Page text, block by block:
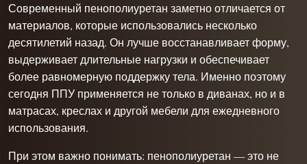
Современный пенополиуретан заметно отличается от
материалов, которые использовались несколько
десятилетий назад. Он лучше восстанавливает форму,
выдерживает длительные нагрузки и обеспечивает
более равномерную поддержку тела. Именно поэтому
сегодня ППУ применяется не только в диванах, но и в
матрасах, креслах и другой мебели для ежедневного
использования.
При этом важно понимать: пенополиуретан — это не